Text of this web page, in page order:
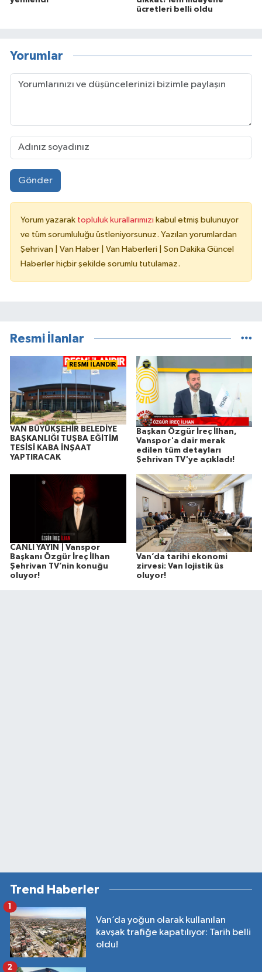
ücretleri belli oldu
Yorumlar
Gönder
Yorum yazarak topluluk kurallarımızı kabul etmiş bulunuyor
ve tüm sorumluluğu üstleniyorsunuz. Yazılan yorumlardan
Şehrivan | Van Haber | Van Haberleri | Son Dakika Güncel
Haberler hiçbir şekilde sorumlu tutulamaz.
Resmi İlanlar
RESMİ İLANDIR
VAN BÜYÜKŞEHİR BELEDİYE
BAŞKANLIĞI TUŞBA EĞİTİM
TESİSİ KABA İNŞAAT
YAPTIRACAK
Başkan Özgür İreç İlhan,
Vanspor'a dair merak
edilen tüm detayları
Şehrivan TV'ye açıkladı!
CANLI YAYIN | Vanspor
Başkanı Özgür İreç İlhan
Şehrivan TV’nin konuğu
oluyor!
Van’da tarihi ekonomi
zirvesi: Van lojistik üs
oluyor!
Trend Haberler
Van’da yoğun olarak kullanılan
kavşak trafiğe kapatılıyor: Tarih belli
oldu!
1
2